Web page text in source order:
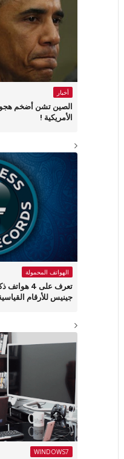
أخبار
الصين تشن أضخم
الأمريكية !
الهواتف المحمولة
تعرف على
جينيس للأرقام
WINDOWS7